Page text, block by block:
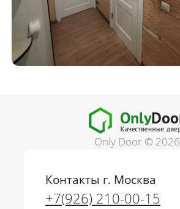
Only Door © 2026
Контакты г. Москва
+7(926) 210-00-15